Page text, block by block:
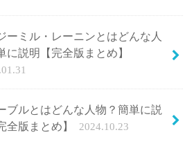
ーミル・レーニンとはどんな人
に説明【完全版まとめ】
ブルとはどんな人物？簡単に説
全版まとめ】
2024.10.23